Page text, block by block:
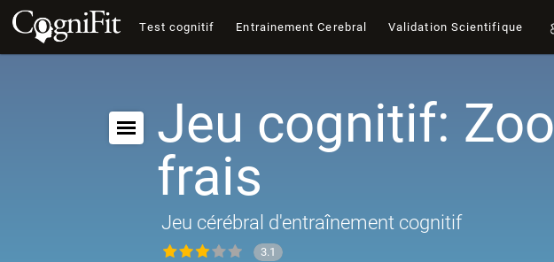
Test cognitif Entrainement Cerebral Validation Scientifique
Jeu cognitif: Zoo
frais
Jeu cérébral d'entraînement cognitif
3.1